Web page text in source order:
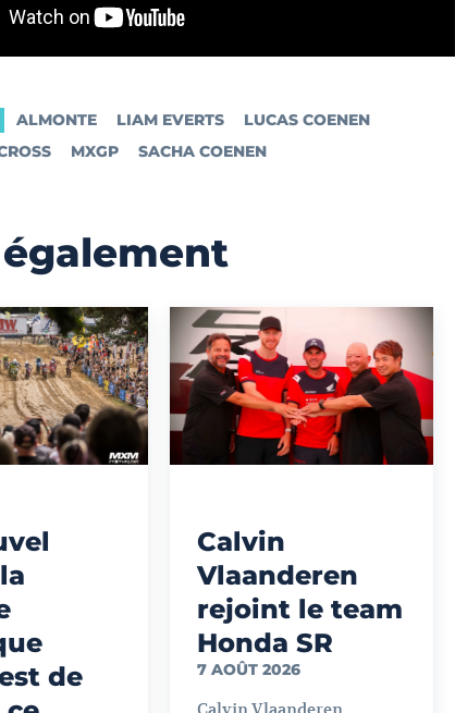
ALMONTE LIAM EVERTS
LUCAS COENEN
MXGP SACHA COENEN
de
Calvin
Vlaanderen
rejoint le team
Honda SR
7 AOÛT 2026